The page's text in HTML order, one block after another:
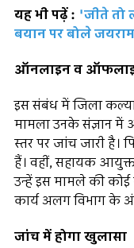
यह भी पढ़ें : 'जीते तो
बयान पर बोले
ऑनलाइन व
इस संबंध में जिला
मामला उनके संज्ञान
स्तर पर जांच जारी है।
हैं। वहीं, सहायक आयुक्त
उन्हें इस मामले की
कार्य अलग विभाग के
जांच में होगा खुलासा